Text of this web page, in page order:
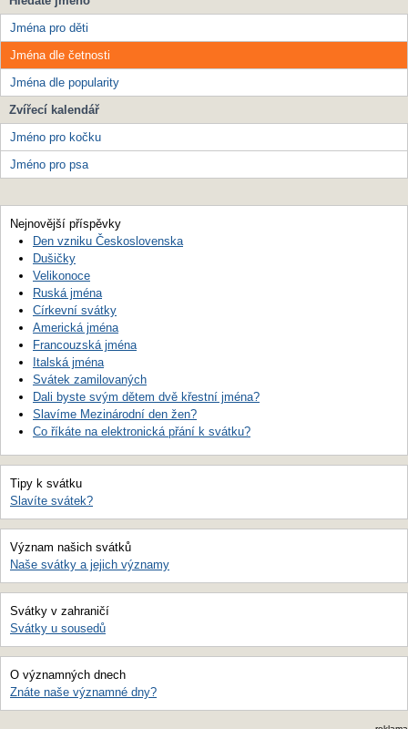
Jména pro děti
Jména dle četnosti
Jména dle popularity
Zvířecí kalendář
Jméno pro kočku
Jméno pro psa
Nejnovější příspěvky
Den vzniku Československa
Dušičky
Velikonoce
Ruská jména
Církevní svátky
Americká jména
Francouzská jména
Italská jména
Svátek zamilovaných
Dali byste svým dětem dvě křestní jména?
Slavíme Mezinárodní den žen?
Co říkáte na elektronická přání k svátku?
Tipy k svátku
Slavíte svátek?
Význam našich svátků
Naše svátky a jejich významy
Svátky v zahraničí
Svátky u sousedů
O významných dnech
Znáte naše významné dny?